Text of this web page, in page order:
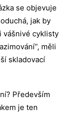
se objevuje
jak by
vášnivé cyklisty
měli
skladovací
Především
je ten